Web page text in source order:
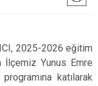
Zeytinburnu
Arnavutköy
2025-2026 eğitim
İlçemiz Yunus Emre
katılarak